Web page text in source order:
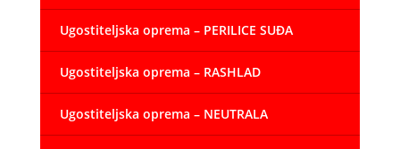
Ugostiteljska oprema – PERILICE SUĐA
Ugostiteljska oprema – RASHLAD
Ugostiteljska oprema – NEUTRALA